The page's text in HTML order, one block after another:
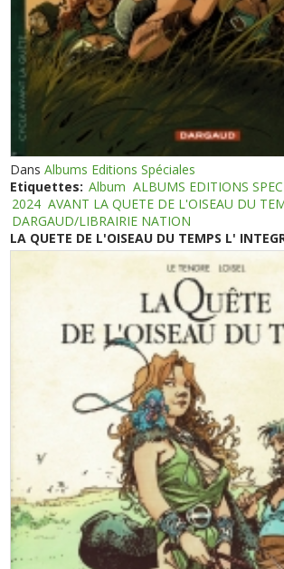
DansAlbums Editions Spéciales
Etiquettes: Album ALBUMS EDITIONS
2024 AVANT LA QUETE DE L'OISEAU DU
DARGAUD/LIBRAIRIE NATION
LA QUETE DE L'OISEAU DU TEMPS L'